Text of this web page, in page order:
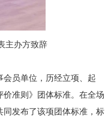
主办方致辞
会员单位，历经立项、起
准则》团体标准。在全场
发布了该项团体标准，标